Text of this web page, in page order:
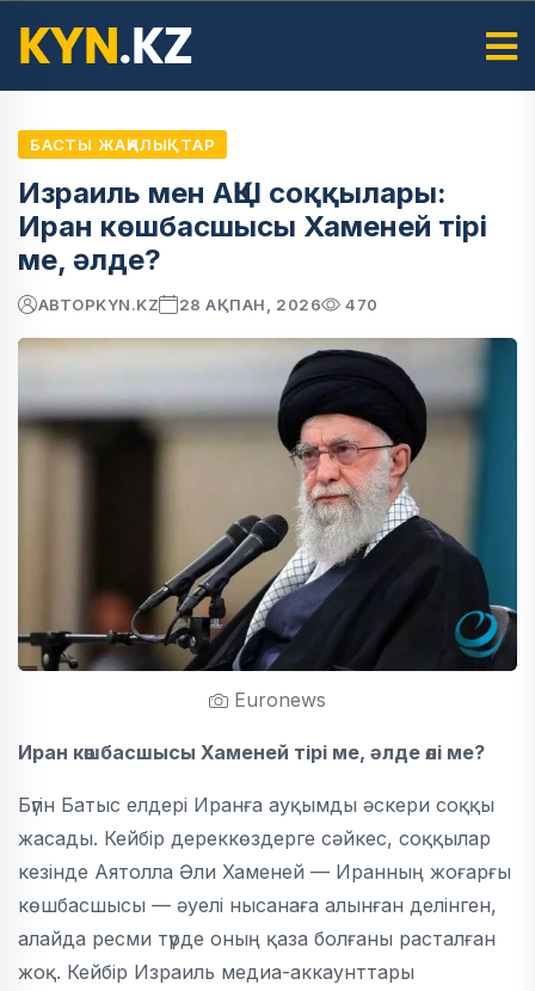
БАСТЫ ЖАҢАЛЫҚТАР
Израиль мен АҚШ соққылары:
Иран көшбасшысы Хаменей тірі
ме, әлде?
АВТОРKYN.KZ 28 АҚПАН, 2026 470
Euronews
Иран көшбасшысы Хаменей тірі ме, әлде өлі ме?
Бүгін Батыс елдері Иранға ауқымды әскери соққы
жасады. Кейбір дереккөздерге сәйкес, соққылар
кезінде Аятолла Әли Хаменей — Иранның жоғарғы
көшбасшысы — әуелі нысанаға алынған делінген,
алайда ресми түрде оның қаза болғаны расталған
жоқ. Кейбір Израиль медиа-аккаунттары